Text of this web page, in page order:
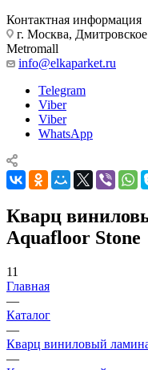
Контактная информация
г. Москва,
Metromall
info@elkaparket.ru
Telegram
Viber
Viber
WhatsApp
Кварц
Aquafloor Stone
11
Главная
—
Каталог
—
Кварц виниловый
—